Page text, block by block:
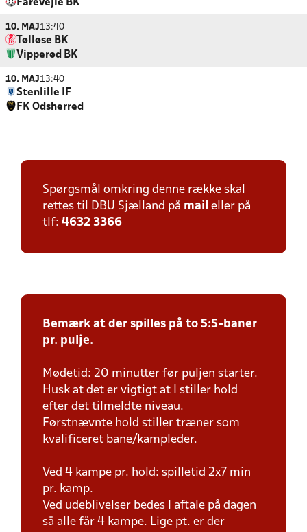
Fårevejle BK
10. MAJ13:40
Tølløse BK
Vipperød BK
10. MAJ13:40
Stenlille IF
FK Odsherred
Spørgsmål omkring denne række skal
rettes til DBU Sjælland på mail eller på
tlf: 4632 3366
Bemærk at der spilles på to 5:5-baner
pr. pulje.
Mødetid: 20 minutter før puljen starter.
Husk at det er vigtigt at I stiller hold
efter det tilmeldte niveau.
Førstnævnte hold stiller træner som
kvalificeret bane/kampleder.
Ved 4 kampe pr. hold: spilletid 2x7 min
pr. kamp.
Ved udeblivelser bedes I aftale på dagen
så alle får 4 kampe. Lige pt. er der